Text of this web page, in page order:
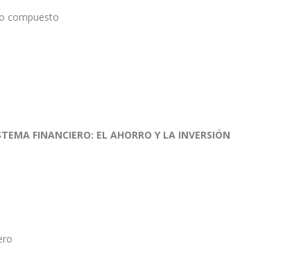
compuesto
FINANCIERO: EL AHORRO Y LA INVERSIÓN